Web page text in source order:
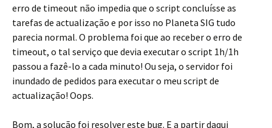
erro de timeout não impedia que o script concluísse as
tarefas de actualização e por isso no Planeta SIG tudo
parecia normal. O problema foi que ao receber o erro de
timeout, o tal serviço que devia executar o script 1h/1h
passou a fazê-lo a cada minuto! Ou seja, o servidor foi
inundado de pedidos para executar o meu script de
actualização! Oops.
Bom, a solução foi resolver este bug. E a partir daqui